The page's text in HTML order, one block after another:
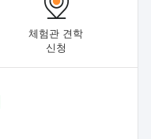
체험관 견학
신청